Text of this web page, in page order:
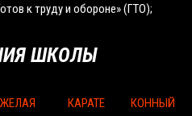
к труду и обороне» (ГТО);
ШКОЛЫ
КАРАТЕ
КОННЫЙ